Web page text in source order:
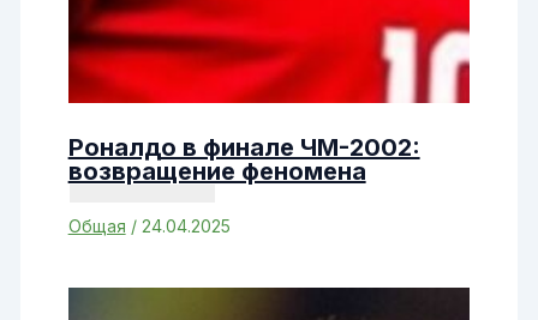
Роналдо в финале ЧМ-2002:
возвращение феномена
Общая / 24.04.2025